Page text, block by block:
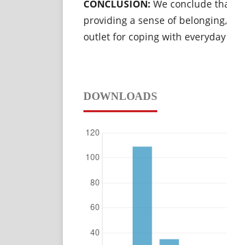
CONCLUSION: We conclude
providing a sense of
outlet for coping with everyday
DOWNLOADS